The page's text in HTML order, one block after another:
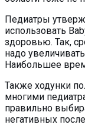
Педиатры
использовать
здоровью. Так,
надо
Наибольшее
Также ходунки
многими
правильно
негативных